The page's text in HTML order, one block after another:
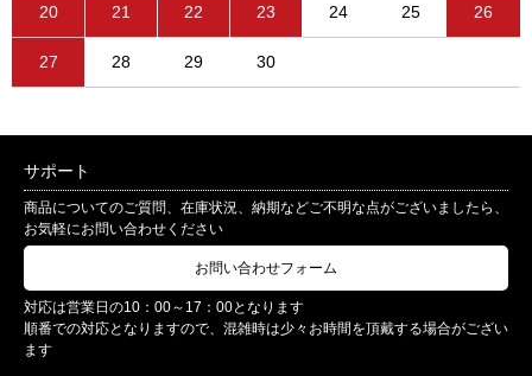
20 21 22 23 24 25 26
27 28 29 30
サポート
商品についてのご質問、在庫状況、納期などご不明な点がございましたら、
お気軽にお問い合わせください
お問い合わせフォーム
対応は営業日の10：00～17：00となります
順番での対応となりますので、混雑時は少々お時間を頂戴する場合がござい
ます